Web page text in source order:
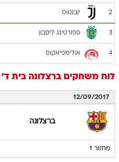
2 יובנטוס
3 ספורטינג ליסבון
4 אולימפיאקוס
לוח משחקים ברצלונה בית ד'
12/09/2017
ברצלונה
מחזור 1